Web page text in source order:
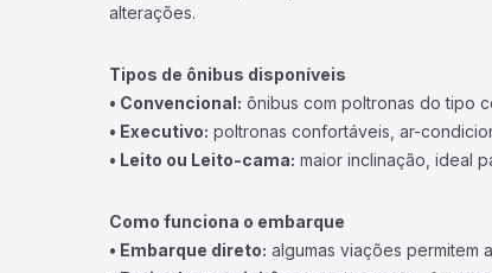
alterações.
Tipos de ônibus disponíveis
• Convencional: ônibus com poltronas do tipo
• Executivo: poltronas confortáveis, ar-
• Leito ou Leito-cama: maior inclinação, ideal
Como funciona o embarque
• Embarque direto: algumas viações permitem